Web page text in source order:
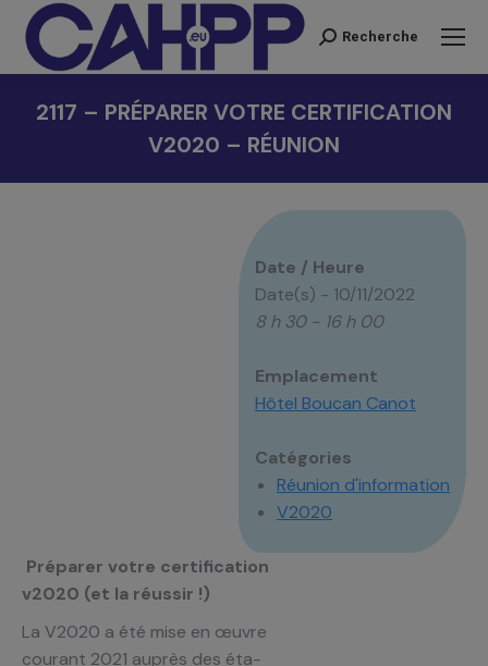
Recherche
Recherche
2117 – PRÉPARER VOTRE CERTIFICATION
V2020 – RÉUNION
Date / Heure
Date(s) - 10/11/2022
8 h 30 - 16 h 00
Emplacement
Hôtel Boucan Canot
Catégories
Réunion d'information
V2020
Préparer votre certification
v2020 (et la réussir !)
La V2020 a été mise en œuvre
courant 2021 auprès des éta­